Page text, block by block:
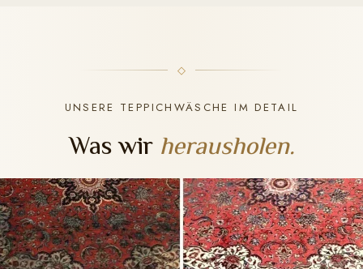
UNSERE TEPPICHWÄSCHE IM DETAIL
Was wir herausholen.